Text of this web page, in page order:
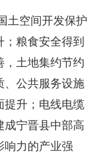
土空间开发保护
粮食安全得到
，土地集约节约
、公共服务设施
提升；电线电缆
成宁晋县中部高
响力的产业强